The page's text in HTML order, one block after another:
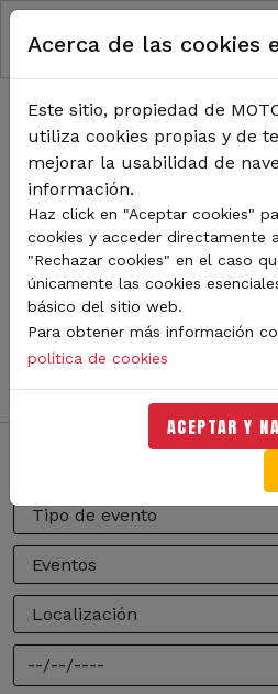
Pasar al contenido principal
RUTA DE
Inicio Noticias
TODA LA
MOTORLAND
Sigue de cerca todas las
Aragón. Aquí encontrarás
competiciones, pilotos,
mucho más. Filtra por
no te pierdas nada del mundo
Acerca de las cookies
Este sitio, propiedad de
utiliza cookies propias y de
mejorar la usabilidad de
información.
Haz click en "Aceptar cookies"
cookies y acceder directamente
"Rechazar cookies" en el caso
únicamente las cookies
básico del sitio web.
Para obtener más información
política de cookies
ACEPTAR Y